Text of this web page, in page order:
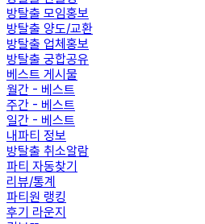
방탈출 모임홍보
방탈출 양도/교환
방탈출 업체홍보
방탈출 궁합공유
베스트 게시물
월간 - 베스트
주간 - 베스트
일간 - 베스트
내파티 정보
방탈출 취소알람
파티 자동찾기
리뷰/통계
파티원 랭킹
후기 라운지